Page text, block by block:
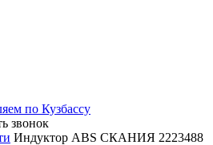
по Кузбассу
звонок
Индуктор ABS СКАНИЯ 2223488